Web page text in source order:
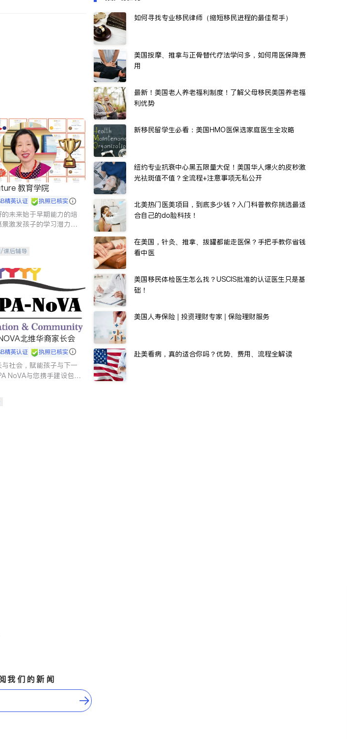
教育学院
精英认证 执照已核实
未来始于早期能力的培
景激发孩子的学习潜力和
课后辅导
北维华裔家长会
精英认证 执照已核实
与社会，赋能孩子与下一
NoVA与您携手建设包
如何寻找专业移民律师（缩短移民进程的最佳帮手）
美国按摩、推拿与正骨替代疗法学问多，如何用医保降费
用
最新！美国老人养老福利制度！了解父母移民美国养老福
利优势
新移民留学生必看：美国HMO医保选家庭医生全攻略
纽约专业抗衰中心黑五限量大促！美国华人爆火的皮秒激
光祛斑值不值？全流程+注意事项无私公开
北美热门医美项目，到底多少钱？入门科普教你挑选最适
合自己的do脸科技！
在美国，针灸、推拿、拔罐都能走医保？手把手教你省钱
看中医
美国移民体检医生怎么找？USCIS批准的认证医生只是基
础！
美国人寿保险 | 投资理财专家 | 保险理财服务
赴美看病，真的适合你吗？优势、费用、流程全解读
我们的新闻